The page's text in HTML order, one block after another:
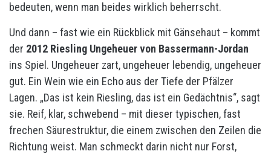
bedeuten, wenn man beides wirklich beherrscht.
Und dann – fast wie ein Rückblick mit Gänsehaut – kommt
der 2012 Riesling Ungeheuer von Bassermann-Jordan
ins Spiel. Ungeheuer zart, ungeheuer lebendig, ungeheuer
gut. Ein Wein wie ein Echo aus der Tiefe der Pfälzer
Lagen. „Das ist kein Riesling, das ist ein Gedächtnis“, sagt
sie. Reif, klar, schwebend – mit dieser typischen, fast
frechen Säurestruktur, die einem zwischen den Zeilen die
Richtung weist. Man schmeckt darin nicht nur Forst,